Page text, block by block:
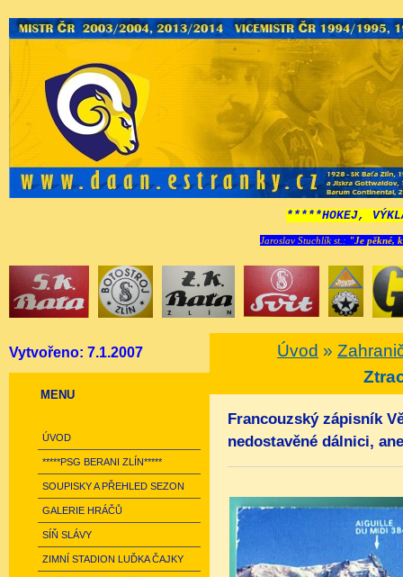
*****HOKEJ,
Jaroslav Stuchlík st.: "Je pěkné,
Vytvořeno: 7.1.2007
MENU
ÚVOD
*****PSG BERANI ZLÍN*****
SOUPISKY A PŘEHLED SEZON
GALERIE HRÁČŮ
SÍŇ SLÁVY
ZIMNÍ STADION LUĎKA ČAJKY
Úvod »
Francouzský zápisník
nedostavěné dálnici,